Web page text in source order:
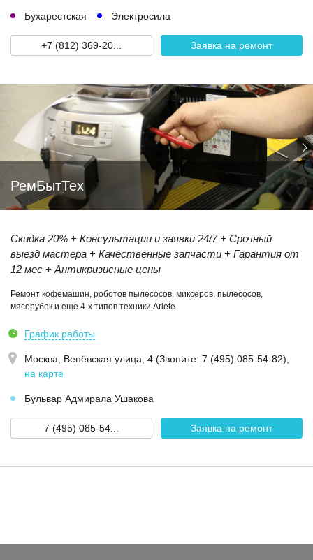
Бухарестская Электросила
+7 (812) 369-20... Заявка на ремонт
РемБытТех
Скидка 20% + Консультации и заявки 24/7 + Срочный
выезд мастера + Качественные запчасти + Гарантия от
12 мес + Антикризисные цены
Ремонт кофемашин, роботов пылесосов, миксеров, пылесосов,
мясорубок и еще 4-х типов техники Ariete
График работы
Москва, Венёвская улица, 4 (Звoнитe: 7 (495) 085-54-82)
на карте
Бульвар Адмирала Ушакова
7 (495) 085-54... Заявка на ремонт